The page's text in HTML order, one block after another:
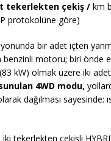
tekerlekten çekiş / km
protokolüne göre)
bir adet içten
motoru; biri önde
kW) olmak üzere iki
4WD modu,
dağılması sayesinde:
tekerlekten çekişli